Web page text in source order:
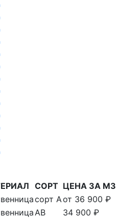
СОРТ ЦЕНА ЗА М3
сорт Аот 36 900 ₽
АВ 34 900 ₽